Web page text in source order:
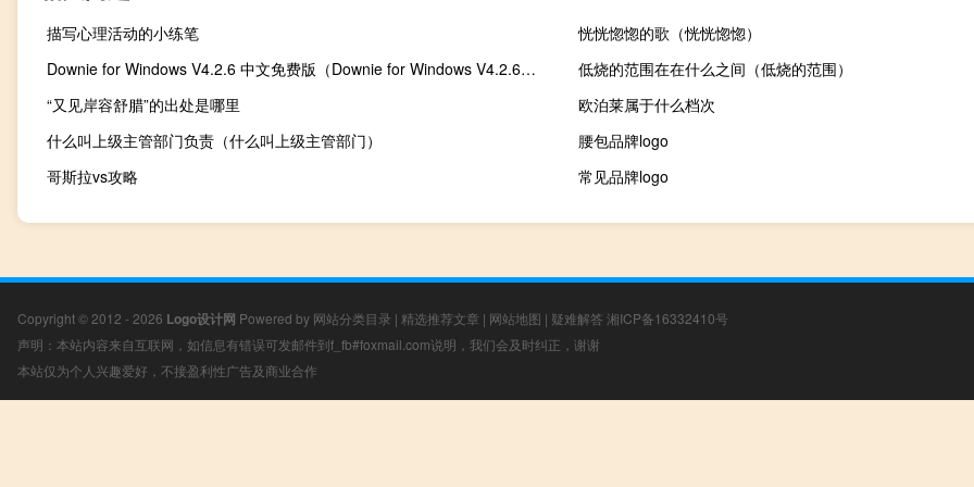
描写心理活动的小练笔
恍恍惚惚的歌（恍恍惚惚）
Downie for Windows V4.2.6 中文免费版（Downie for Windows V4.2.6 中文免费版功能简介）
低烧的范围在在什么之间（低烧的范围）
“又见岸容舒腊”的出处是哪里
欧泊莱属于什么档次
什么叫上级主管部门负责（什么叫上级主管部门）
腰包品牌logo
哥斯拉vs攻略
常见品牌logo
Copyright © 2012 - 2026 Logo设计网 Powered by 网站分类目录 | 精选推荐文章 | 网站地图 | 疑难解答 湘ICP备16332410号
声明：本站内容来自互联网，如信息有错误可发邮件到f_fb#foxmail.com说明，我们会及时纠正，谢谢
本站仅为个人兴趣爱好，不接盈利性广告及商业合作